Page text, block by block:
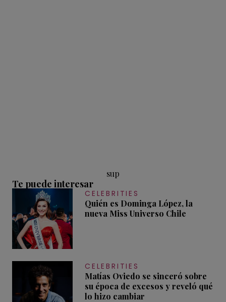
sup
Te puede interesar
CELEBRITIES
Quién es Dominga López, la
nueva Miss Universo Chile
CELEBRITIES
Matías Oviedo se sinceró sobre
su época de excesos y reveló qué
lo hizo cambiar